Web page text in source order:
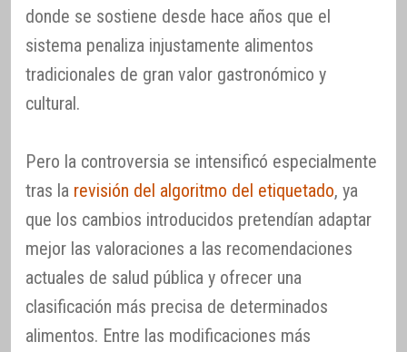
donde se sostiene desde hace años que el
sistema penaliza injustamente alimentos
tradicionales de gran valor gastronómico y
cultural.
Pero la controversia se intensificó especialmente
tras la revisión del algoritmo del etiquetado, ya
que los cambios introducidos pretendían adaptar
mejor las valoraciones a las recomendaciones
actuales de salud pública y ofrecer una
clasificación más precisa de determinados
alimentos. Entre las modificaciones más